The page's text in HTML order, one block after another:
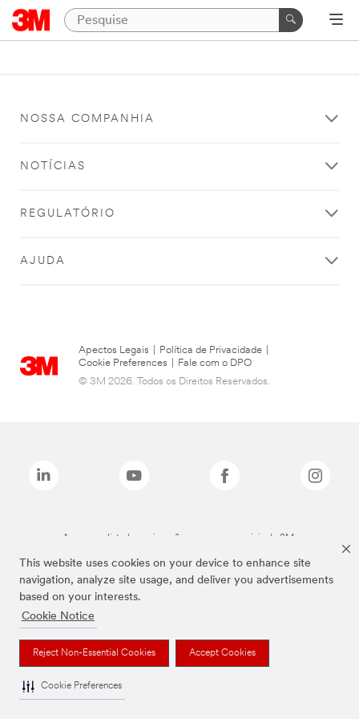
This website uses cookies on your device to enhance site
navigation, analyze site usage, and deliver you advertisements
based on your interests.
Cookie Notice
Reject Non-Essential Cookies Accept Cookies
Cookie Preferences
NOSSA COMPANHIA
NOTÍCIAS
REGULATÓRIO
AJUDA
Apectos Legais Política de Privacidade
Cookie Preferences
Fale com o DPO
© 3M 2026. Todos os Direitos Reservados.
As marcas listadas a cima são marcas comerciais da 3M.